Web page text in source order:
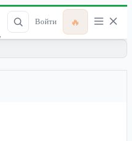
Войти 🔥